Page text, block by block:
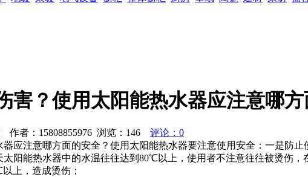
害？使用太阳能热水器应注意哪方
作者：15808855976 浏览： 146
评论：0
应注意哪方面的安全？使用太阳能热水器要注意使用安全：一是防止
阳能热水器中的水温往往达到80℃以上，使用者不注意往往被烫伤
上，造成烫伤；